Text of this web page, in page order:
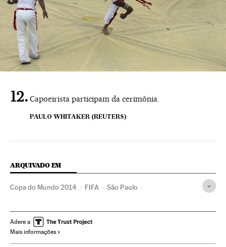
Capoeirista participam da cerimônia.
PAULO WHITAKER (REUTERS)
ARQUIVADO EM
Copa do Mundo 2014 FIFA São Paulo
Competições América do Sul
Clubes futebol
Adere a
Mais informações